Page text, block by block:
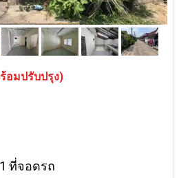
อมปรับปรุง)
ที่จอดรถ